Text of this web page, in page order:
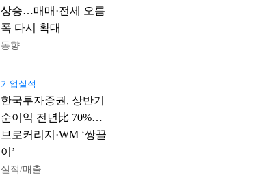
상승…매매·전세 오름
폭 다시 확대
동향
기업실적
한국투자증권, 상반기
순이익 전년比 70%…
브로커리지·WM ‘쌍끌
이’
실적/매출